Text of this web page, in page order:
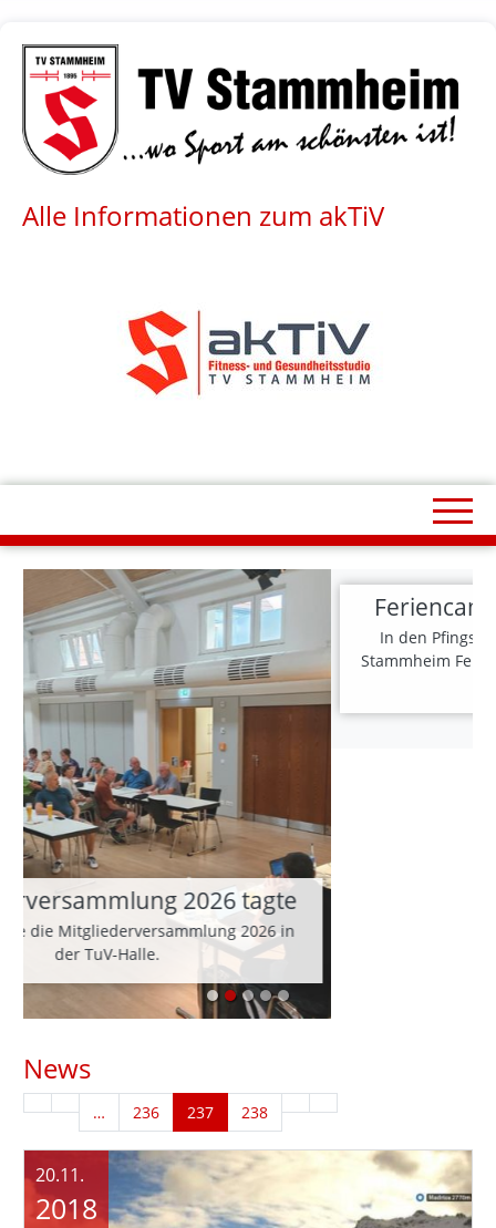
Alle Informationen zum akTiV
Feriencamps für Kinder beim TVS
In den Pfingst- und Sommerferien bietet der TV
Stammheim Feriencamps für Kinder von 7-12 Jahren
an.
News
… 236 237 238
20.11.
2018